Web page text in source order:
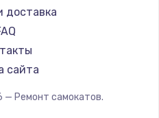
/ демонтаж
руб.
доставка
сайта
— Ремонт самокатов.